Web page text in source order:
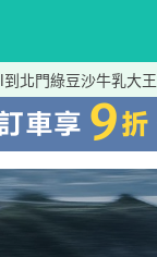
北門綠豆沙牛乳大王